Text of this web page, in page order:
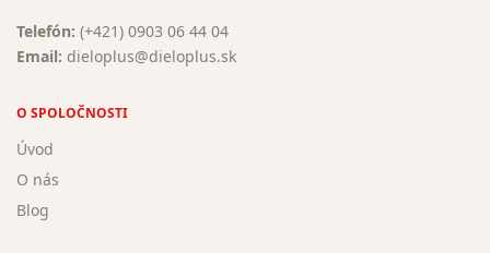
Telefón: (+421) 0903 06 44 04
Email: dieloplus@dieloplus.sk
O SPOLOČNOSTI
Úvod
O nás
Blog